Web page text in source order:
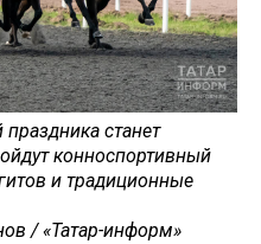
станет
конноспортивный
и традиционные
/ «Татар-информ»